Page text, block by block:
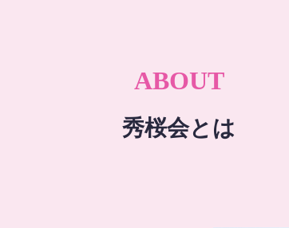
ABOUT
秀桜会とは